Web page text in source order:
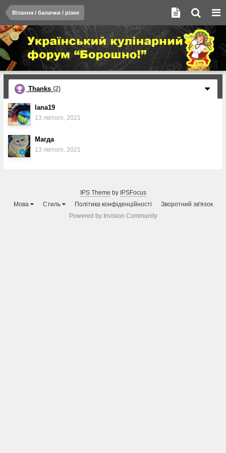
Вітання / балачки / різне
Thanks (2)
lana19
13 лютого, 2021
Магда
13 лютого, 2021
IPS Theme by IPSFocus
Мова
Стиль Політика конфіденційності
Зворотний зв'язок
Powered by Invision Community